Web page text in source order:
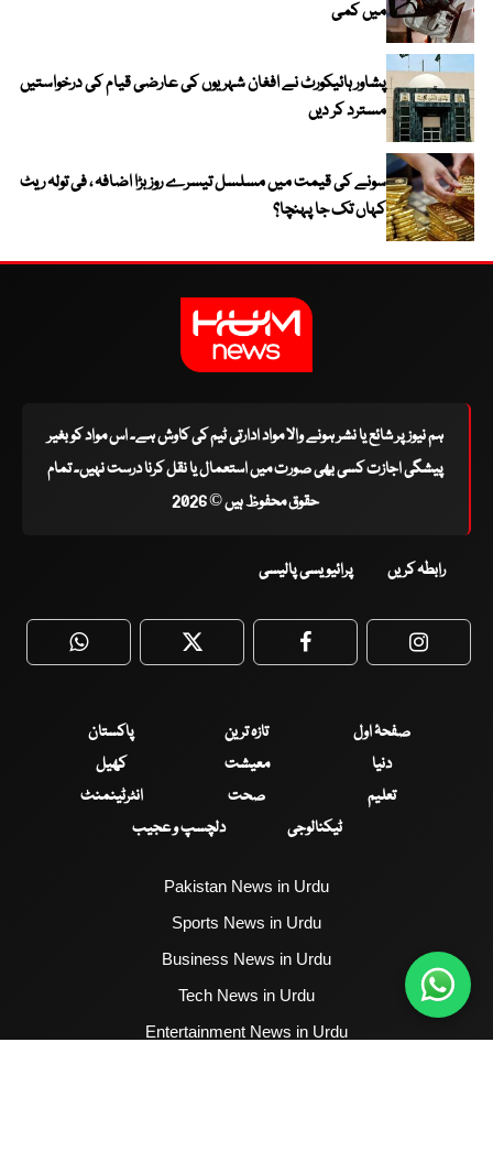
میں کمی
پشاور ہائیکورٹ نے افغان شہریوں کی عارضی قیام کی درخواستیں
مسترد کر دیں
سونے کی قیمت میں مسلسل تیسرے روز بڑا اضافہ ، فی تولہ ریٹ
کہاں تک جا پہنچا؟
ہم نیوز پر شائع یا نشر ہونے والا مواد ادارتی ٹیم کی کاوش ہے۔ اس مواد کو بغیر
پیشگی اجازت کسی بھی صورت میں استعمال یا نقل کرنا درست نہیں۔ تمام
حقوق محفوظ ہیں © 2026
رابطہ کریں پرائیویسی پالیسی
WhatsApp Twitter Facebook
صفحۂ اول تازہ ترین
پاکستان
دنیا
معیشت
کھیل
تعلیم
صحت
انٹرٹینمنٹ
ٹیکنالوجی
دلچسپ و عجیب
Pakistan News in Urdu
Sports News in Urdu
Business News in Urdu
Tech News in Urdu
Entertainment News in Urdu